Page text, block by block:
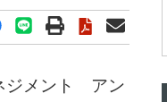
ジメント アン